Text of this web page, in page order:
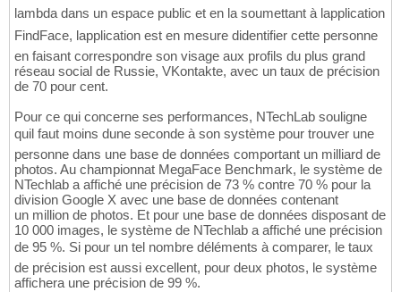
lambda dans un espace public et en la soumettant à lapplication
FindFace, lapplication est en mesure didentifier cette personne
en faisant correspondre son visage aux profils du plus grand
réseau social de Russie, VKontakte, avec un taux de précision
de 70 pour cent.
Pour ce qui concerne ses performances, NTechLab souligne
quil faut moins dune seconde à son système pour trouver une
personne dans une base de données comportant un milliard de
photos. Au championnat MegaFace Benchmark, le système de
NTechlab a affiché une précision de 73 % contre 70 % pour la
division Google X avec une base de données contenant
un million de photos. Et pour une base de données disposant de
10 000 images, le système de NTechlab a affiché une précision
de 95 %. Si pour un tel nombre déléments à comparer, le taux
de précision est aussi excellent, pour deux photos, le système
affichera une précision de 99 %.